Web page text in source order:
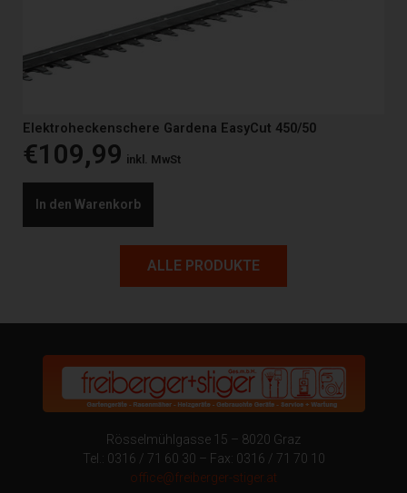
Elektroheckenschere Gardena EasyCut 450/50
€109,99 inkl. MwSt
In den Warenkorb
ALLE PRODUKTE
Rösselmühlgasse 15 – 8020 Graz
Tel.: 0316 / 71 60 30 – Fax: 0316 / 71 70 10
office@freiberger-stiger.at